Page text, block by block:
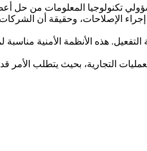
إجراء الإصلاحات، وحقيقة أن
هذه الأنظمة الأمنية